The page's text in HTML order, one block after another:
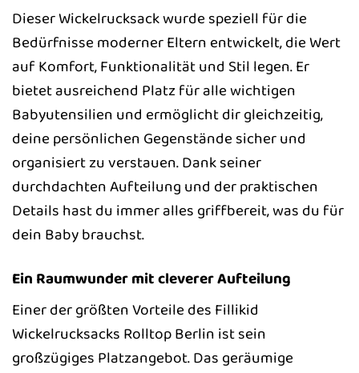
Dieser Wickelrucksack wurde speziell für die
Bedürfnisse moderner Eltern entwickelt, die Wert
auf Komfort, Funktionalität und Stil legen. Er
bietet ausreichend Platz für alle wichtigen
Babyutensilien und ermöglicht dir gleichzeitig,
deine persönlichen Gegenstände sicher und
organisiert zu verstauen. Dank seiner
durchdachten Aufteilung und der praktischen
Details hast du immer alles griffbereit, was du für
dein Baby brauchst.
Ein Raumwunder mit cleverer Aufteilung
Einer der größten Vorteile des Fillikid
Wickelrucksacks Rolltop Berlin ist sein
großzügiges Platzangebot. Das geräumige